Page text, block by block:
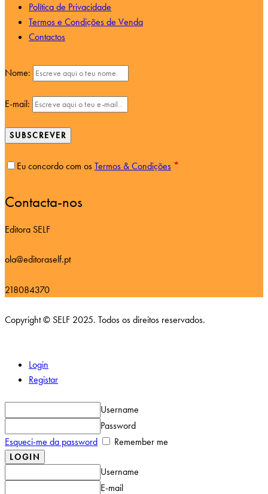
Política de Privacidade
Termos e Condições de Venda
Contactos
Nome:
E-mail:
SUBSCREVER
Eu concordo com osTermos & Condições *
Contacta-nos
Editora SELF
ola@editoraself.pt
218084370
Copyright © SELF 2025. Todos os direitos reservados.
Login
Registar
Username
Password
Esqueci-me da password
Remember me
Username
E-mail